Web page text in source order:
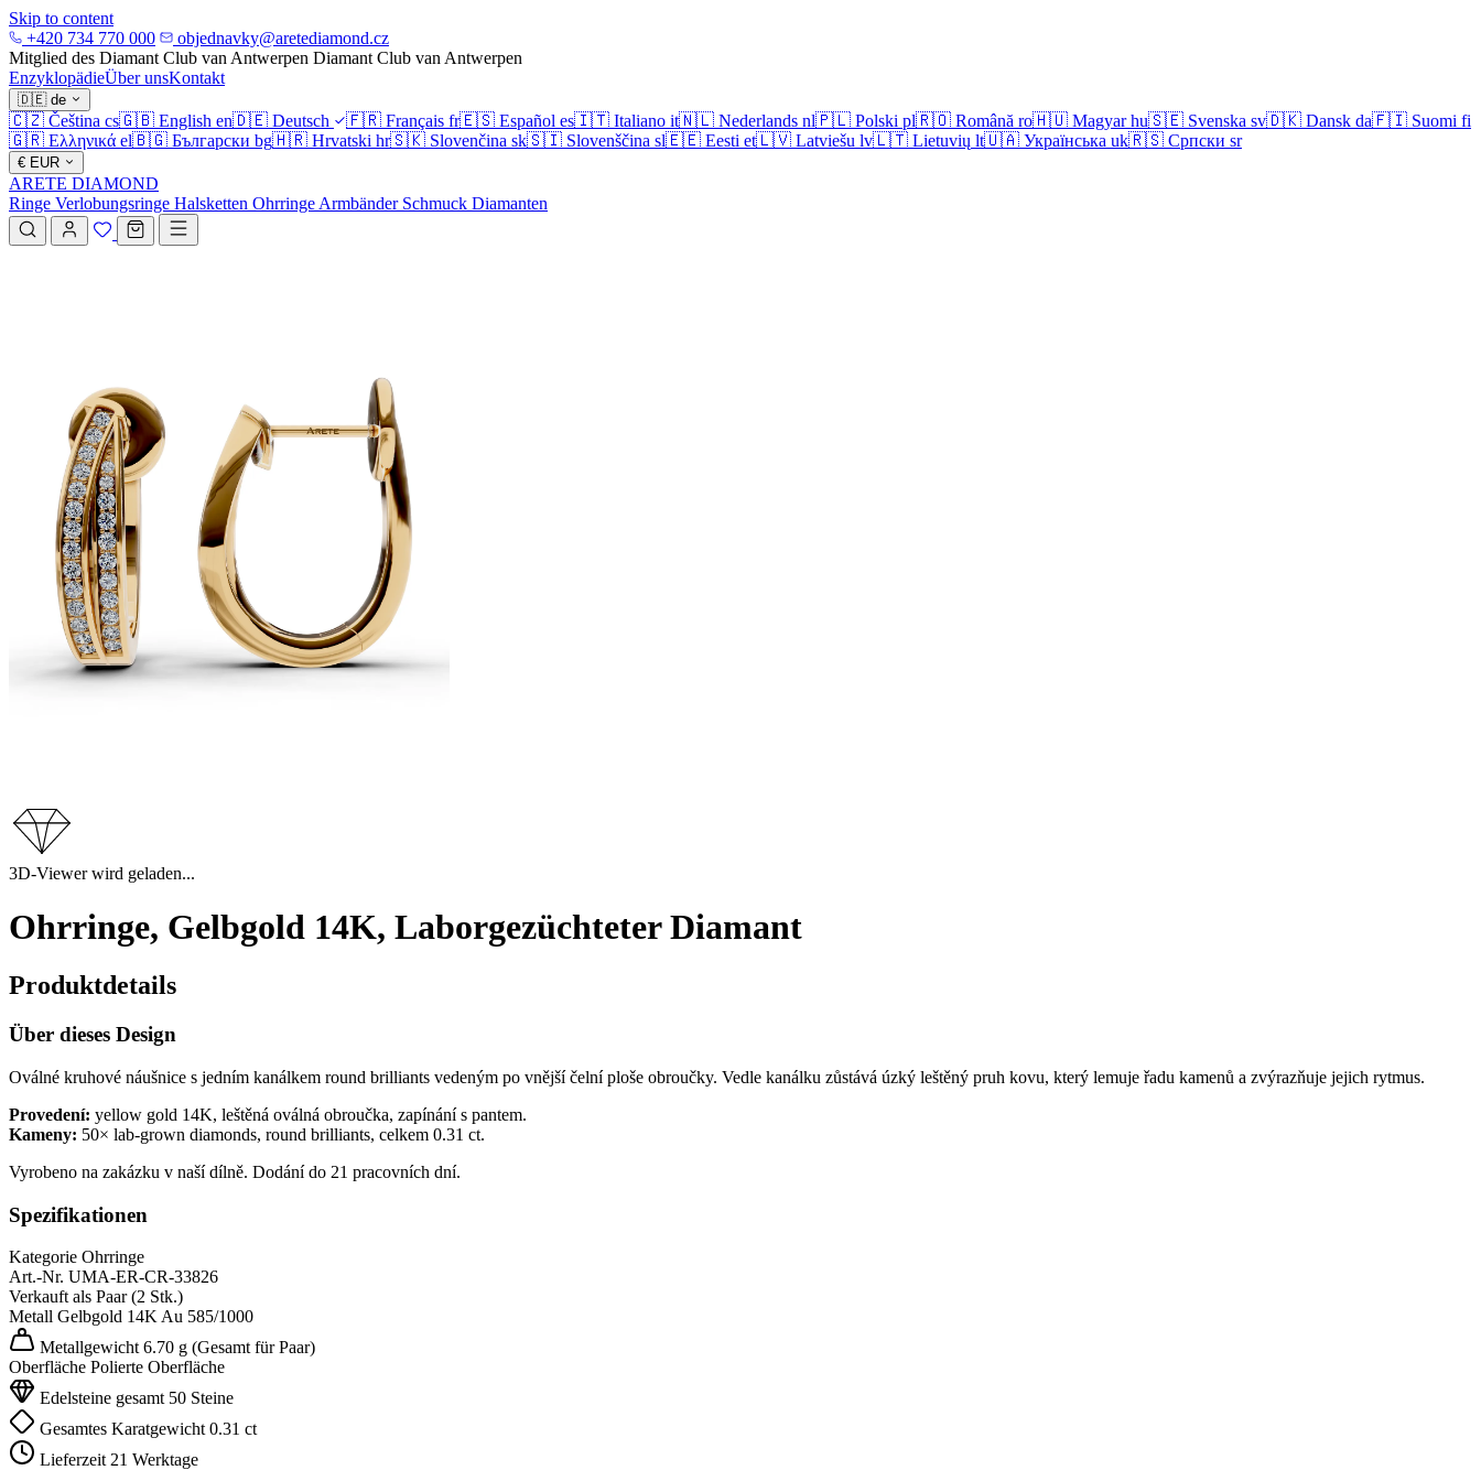
Skip to content
+420 734 770 000
objednavky@aretediamond.cz
Mitglied des Diamant Club van Antwerpen Diamant Club van Antwerpen
EnzyklopädieÜber unsKontakt
🇩🇪 de
🇨🇿 Čeština cs🇬🇧 English en🇩🇪 Deutsch 🇫🇷 Français fr🇪🇸 Español es🇮🇹 Italiano it🇳🇱 Nederlands nl🇵🇱 Polski pl🇷🇴 Română ro🇭🇺 Magyar hu🇸🇪 Svenska sv🇩🇰 Dansk da🇫🇮 Suomi fi
🇬🇷 Ελληνικά el🇧🇬 Български bg🇭🇷 Hrvatski hr🇸🇰 Slovenčina sk🇸🇮 Slovenščina sl🇪🇪 Eesti et🇱🇻 Latviešu lv🇱🇹 Lietuvių lt🇺🇦 Українська uk🇷🇸 Српски sr
€ EUR
ARETE DIAMOND
Ringe Verlobungsringe Halsketten Ohrringe Armbänder Schmuck Diamanten
3D-Viewer wird geladen...
Ohrringe, Gelbgold 14K, Laborgezüchteter Diamant
Produktdetails
Über dieses Design
Oválné kruhové náušnice s jedním kanálkem round brilliants vedeným po vnější čelní ploše obroučky. Vedle kanálku zůstává úzký leštěný pruh kovu, který lemuje řadu kamenů a zvýrazňuje jejich rytmus.
Provedení: yellow gold 14K, leštěná oválná obroučka, zapínání s pantem.
Kameny: 50× lab-grown diamonds, round brilliants, celkem 0.31 ct.
Vyrobeno na zakázku v naší dílně. Dodání do 21 pracovních dní.
Spezifikationen
Kategorie Ohrringe
Art.-Nr. UMA-ER-CR-33826
Verkauft als Paar (2 Stk.)
Metall Gelbgold 14KAu 585/1000
Metallgewicht 6.70 g (Gesamt für Paar)
Oberfläche Polierte Oberfläche
Edelsteine gesamt 50 Steine
Gesamtes Karatgewicht 0.31 ct
Lieferzeit 21 Werktage